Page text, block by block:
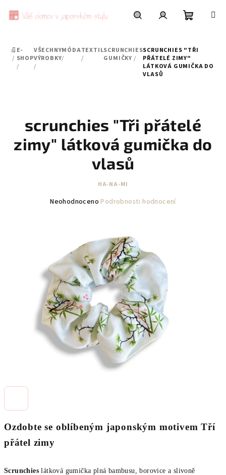
košík
DOMŮ
/
E-
SHOP
/
VŠECHNY
VÝROBKY
/
MÓDA
/
TEXTIL
/
SCRUNCHIES
GUMIČKY /
SCRUNCHIES "TŘI
PŘÁTELÉ ZIMY"
LÁTKOVÁ GUMIČKA DO
VLASŮ
Ozdobte se oblíbeným japonským motivem Tří
přátel zimy
Scrunchies látková gumička plná bambusu, borovice a slivoně
scrunchies "Tři přátelé
zimy" látková gumička do
vlasů
HA-NA-MI
Průměrné
5
hvězdiček.
Neohodnoceno Podrobnosti hodnocení